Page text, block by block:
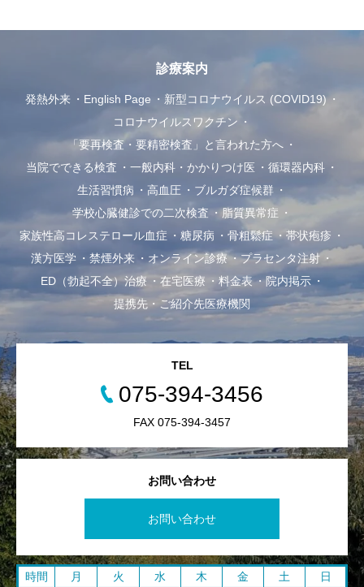
診療案内
発熱外来 English Page
新型コロナウイルス (COVID19)
コロナウイルスワクチン
「要再検査・要精密検査」と言われた方へ
当院でできる検査
一般内科・かかりつけ医
循環器内科
生活習慣病
高血圧
ブルガダ症候群
学校心臓健診での二次検査
脂質異常症
家族性高コレステロール血症
糖尿病 骨粗鬆症
帯状疱疹
漢方医学
禁煙外来 オンライン診療
プラセンタ注射
ED（勃起不全）治療
在宅医療 料金表
院内掲示
提携先・ご紹介先医療機関
お問い合わせ
お問い合わせ
TEL
075-394-3456
FAX 075-394-3457
時間 月 火 水 木 金 土
日